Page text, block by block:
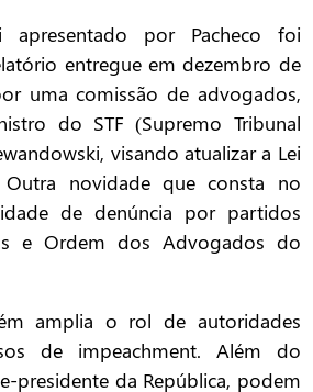
por Pacheco foi
entregue em dezembro de
uma comissão de advogados,
do STF (Supremo Tribunal
visando atualizar a Lei
novidade que consta no
de denúncia por partidos
e Ordem dos Advogados do
amplia o rol de autoridades
de impeachment. Além do
presidente da República, podem